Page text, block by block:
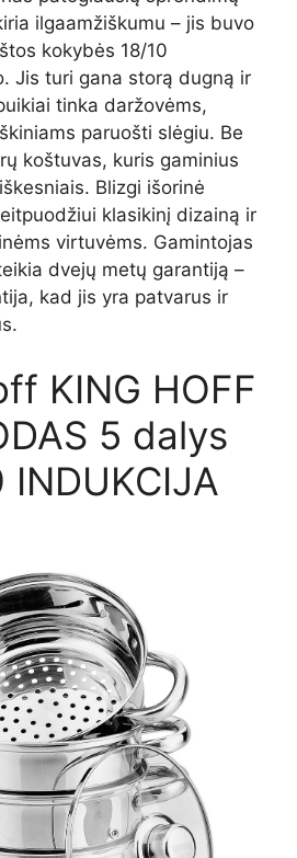
ilgaamžiškumu – jis buvo
kokybės 18/10
Jis turi gana storą dugną ir
tinka daržovėms,
paruošti slėgiu. Be
koštuvas, kuris gaminius
Blizgi išorinė
klasikinį dizainą ir
virtuvėms. Gamintojas
dvejų metų garantiją –
kad jis yra patvarus ir
KING HOFF
5 dalys